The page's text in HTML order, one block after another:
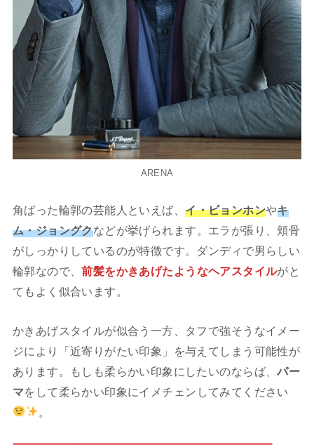
ARENA
角ばった輪郭の芸能人といえば、イ・ビョンホンやキ
ム・ジョングクなどが挙げられます。エラが張り、頬骨
がしっかりしているのが特徴です。ダンディで男らしい
輪郭なので、前髪をかきあげたようなヘアスタイルがと
てもよく似合います。
かきあげスタイルが似合う一方、タフで強そうなイメー
ジにより「近寄りがたい印象」を与えてしまう可能性が
あります。もしも柔らかい印象にしたいのならば、パー
マをして柔らかい印象にイメチェンしてみてください
。